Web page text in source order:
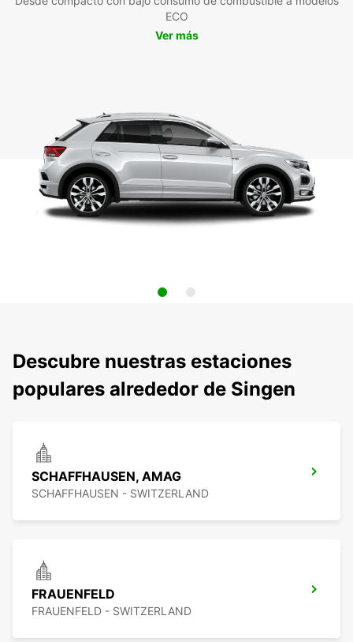
ECO
Ver más
Descubre nuestras estaciones
populares alrededor de Singen
SCHAFFHAUSEN, AMAG
SCHAFFHAUSEN - SWITZERLAND
FRAUENFELD
FRAUENFELD - SWITZERLAND